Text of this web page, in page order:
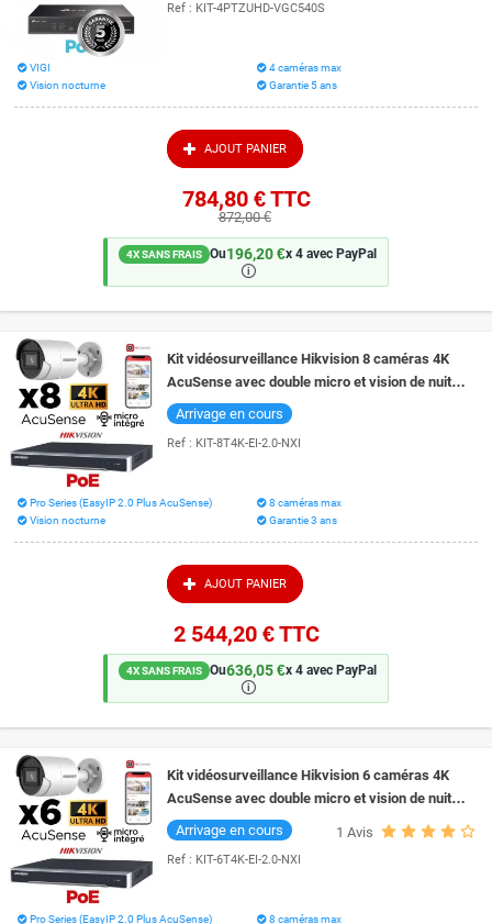
Ref : KIT-4PTZUHD-VGC540S
VIGI
Vision nocturne
4 caméras max
Garantie 5 ans
AJOUT PANIER
784,80 €TTC
872,00 €
4X SANS FRAIS Ou196,20 €x 4 avec PayPal
🛈
Kit vidéosurveillance Hikvision 8 caméras 4K
AcuSense avec double micro et vision de nuit
couleur Smart Hybrid Light 40 mètres
Arrivage en cours
Ref : KIT-8T4K-EI-2.0-NXI
Pro Series (EasyIP 2.0 Plus AcuSense)
Vision nocturne
8 caméras max
Garantie 3 ans
AJOUT PANIER
2 544,20 €TTC
4X SANS FRAIS Ou636,05 €x 4 avec PayPal
🛈
Kit vidéosurveillance Hikvision 6 caméras 4K
AcuSense avec double micro et vision de nuit
couleur Smart Hybrid Light 40 mètres
1 Avis
Arrivage en cours
Ref : KIT-6T4K-EI-2.0-NXI
Pro Series (EasyIP 2.0 Plus AcuSense) 8 caméras max